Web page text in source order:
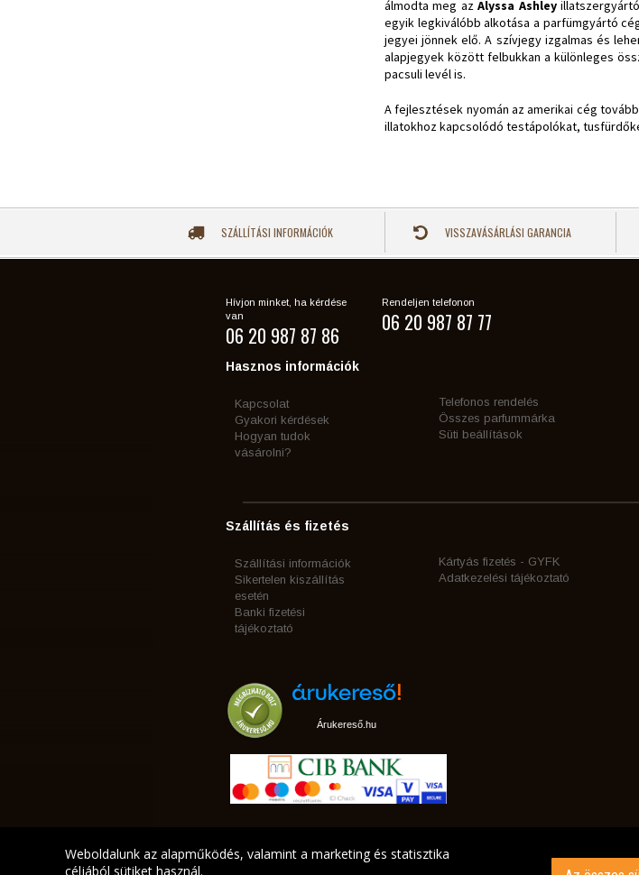
álmodta meg azAlyssa Ashley
egyik legkiválóbb alkotása a parfümgyártó
jegyei jönnek elő. A szívjegy izgalmas és
alapjegyek között felbukkan a különleges
pacsuli levél is.
A fejlesztések nyomán az amerikai cég
illatokhoz kapcsolódó testápolókat,
SZÁLLÍTÁSI INFORMÁCIÓK VISSZAVÁSÁRLÁSI GARANCIA
Hívjon minket, ha kérdése
van
06 20 987 87 86
Rendeljen telefonon
06 20 987 87 77
Hasznos információk
Kapcsolat
Gyakori kérdések
Hogyan tudok
vásárolni?
Telefonos rendelés
Összes parfummárka
Süti beállítások
Szállítás és fizetés
Szállítási információk
Sikertelen kiszállítás
esetén
Banki fizetési
tájékoztató
Kártyás fizetés - GYFK
Adatkezelési tájékoztató
Árukereső.hu
Weboldalunk az alapműködés, valamint a marketing és statisztika
céljából sütiket használ.